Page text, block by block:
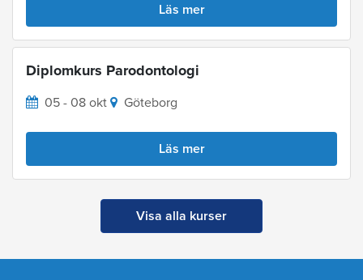
Läs mer
Diplomkurs Parodontologi
05 - 08 okt Göteborg
Läs mer
Visa alla kurser